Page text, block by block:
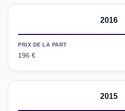
2016
PRIX DE LA PART
196 €
2015